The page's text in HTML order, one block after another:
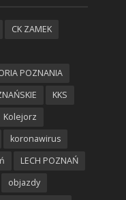
CK ZAMEK
POZNANIA
KKS
Kolejorz
koronawirus
LECH POZNAŃ
objazdy